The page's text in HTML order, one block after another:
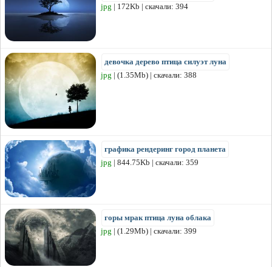
jpg | 172Kb | скачали: 394
девочка дерево птица силуэт луна
jpg | (1.35Mb) | скачали: 388
графика рендеринг город планета
jpg | 844.75Kb | скачали: 359
горы мрак птица луна облака
jpg | (1.29Mb) | скачали: 399